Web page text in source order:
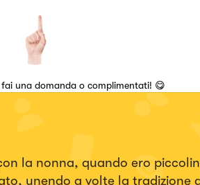
una domanda o complimentati! 😋
la nonna, quando ero
unendo a volte la tradizione